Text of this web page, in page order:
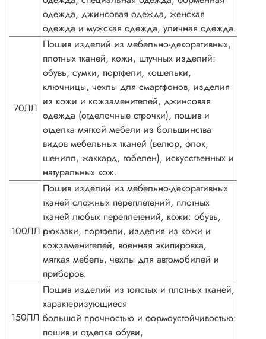
одежда, джинсовая одежда, женская
одежда и мужская одежда, уличная одежда.
70ЛЛ
Пошив изделий из мебельно-декоративных,
плотных тканей, кожи, штучных изделий:
обувь, сумки, портфели, кошельки,
ключницы, чехлы для смартфонов, изделия
из кожи и кожзаменителей, джинсовая
одежда (отделочные строчки), пошив и
отделка мягкой мебели из большинства
видов мебельных тканей (велюр, флок,
шенилл, жаккард, гобелен), искусственных и
натуральных кож.
100ЛЛ
Пошив изделий из мебельно-декоративных
тканей сложных переплетений, плотных
тканей любых переплетений, кожи: обувь,
рюкзаки, портфели, изделия из кожи и
кожзаменителей, военная экипировка,
мягкая мебель, чехлы для автомобилей и
приборов.
150ЛЛ
Пошив изделий из толстых и плотных тканей,
характеризующиеся
большой прочностью и формоустойчивостью:
пошив и отделка обуви,